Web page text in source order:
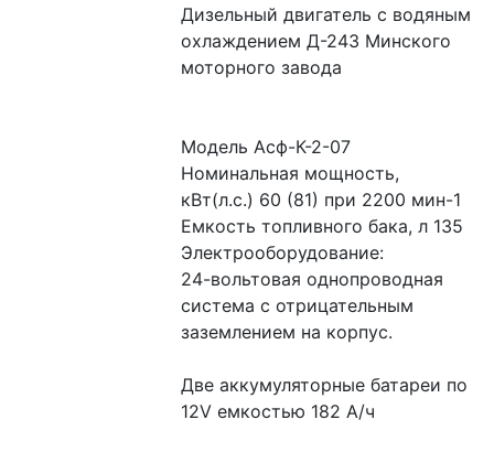
Дизельный двигатель с водяным
охлаждением Д-243 Минского
моторного завода
Модель Асф-К-2-07
Номинальная мощность,
кВт(л.с.) 60 (81) при 2200 мин-1
Емкость топливного бака, л 135
Электрооборудование:
24-вольтовая однопроводная
система с отрицательным
заземлением на корпус.
Две аккумуляторные батареи по
12V емкостью 182 А/ч